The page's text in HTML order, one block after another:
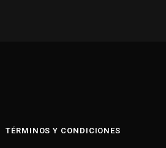
TÉRMINOS Y CONDICIONES